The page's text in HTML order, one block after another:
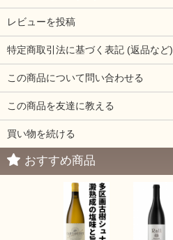
レビューを投稿
特定商取引法に基づく表記 (返品など)
この商品について問い合わせる
この商品を友達に教える
買い物を続ける
おすすめ商品